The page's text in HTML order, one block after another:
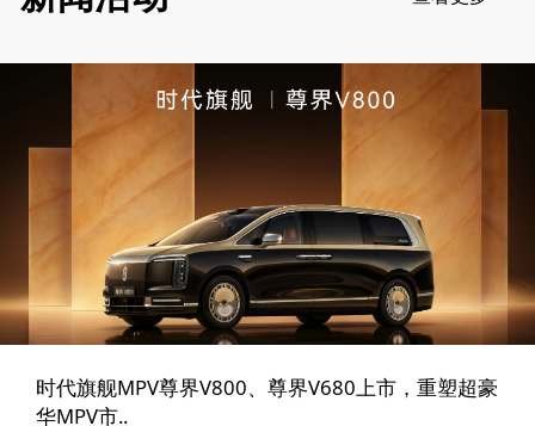
时代旗舰MPV尊界V800、尊界V680上市，重塑超豪
华MPV市..